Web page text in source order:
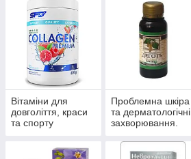
Вітаміни для
довголіття, краси
та спорту
Проблемна шкіра
та дерматологічні
захворювання.